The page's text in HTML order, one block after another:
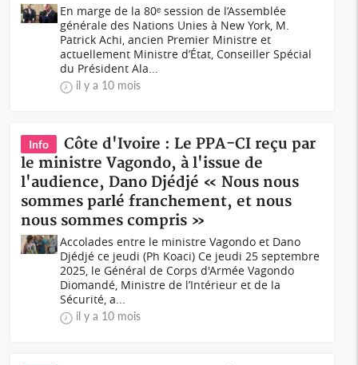
En marge de la 80ᵉ session de l’Assemblée
générale des Nations Unies à New York, M.
Patrick Achi, ancien Premier Ministre et
actuellement Ministre d’État, Conseiller Spécial
du Président Ala...
il y a 10 mois
Info
Côte d'Ivoire : Le PPA-CI reçu par
le ministre Vagondo, à l'issue de
l'audience, Dano Djédjé « Nous nous
sommes parlé franchement, et nous
nous sommes compris »
Accolades entre le ministre Vagondo et Dano
Djédjé ce jeudi (Ph Koaci) Ce jeudi 25 septembre
2025, le Général de Corps d'Armée Vagondo
Diomandé, Ministre de l’Intérieur et de la
Sécurité, a...
il y a 10 mois